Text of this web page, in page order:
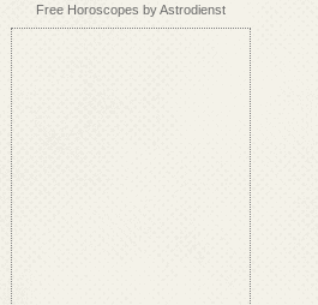
Free Horoscopes by Astrodienst